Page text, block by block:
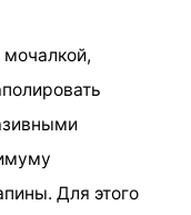
мочалкой,
Для этого